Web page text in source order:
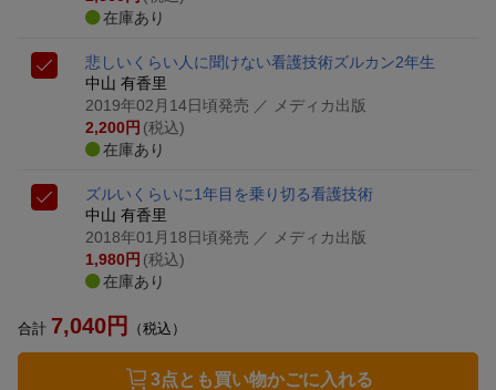
在庫あり
悲しいくらい人に聞けない看護技術ズルカン2年生
中山 有香里
2019年02月14日頃発売 ／ メディカ出版
2,200円 (税込)
在庫あり
ズルいくらいに1年目を乗り切る看護技術
中山 有香里
2018年01月18日頃発売 ／ メディカ出版
1,980円 (税込)
在庫あり
合計 7,040円 （税込）
3点とも買い物かごに入れる